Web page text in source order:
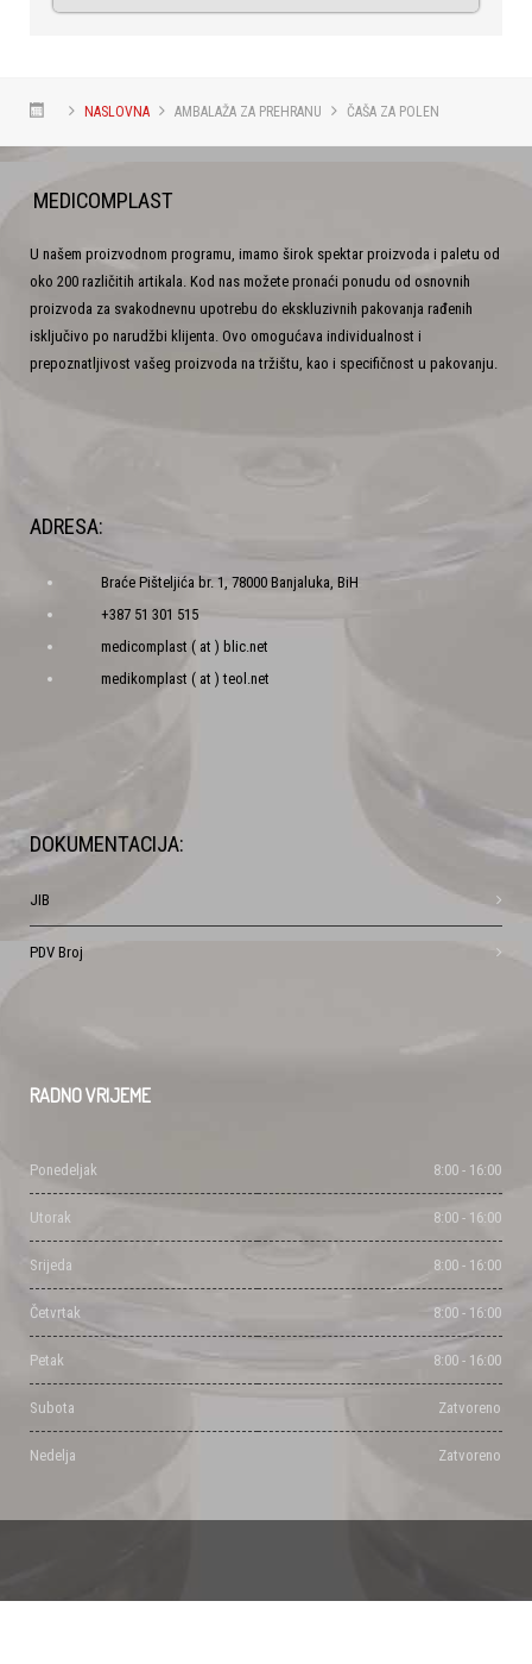
NASLOVNA AMBALAŽA ZA PREHRANU ČAŠA ZA POLEN
MEDICOMPLAST
U našem proizvodnom programu, imamo širok spektar proizvoda i paletu od
oko 200 različitih artikala. Kod nas možete pronaći ponudu od osnovnih
proizvoda za svakodnevnu upotrebu do ekskluzivnih pakovanja rađenih
isključivo po narudžbi klijenta. Ovo omogućava individualnost i
prepoznatljivost vašeg proizvoda na tržištu, kao i specifičnost u pakovanju.
ADRESA:
Braće Pišteljića br. 1, 78000 Banjaluka, BiH
+387 51 301 515
medicomplast ( at ) blic.net
medikomplast ( at ) teol.net
DOKUMENTACIJA:
JIB
PDV Broj
RADNOVRIJEME
Ponedeljak 8:00 - 16:00
Utorak 8:00 - 16:00
Srijeda 8:00 - 16:00
Četvrtak 8:00 - 16:00
Petak 8:00 - 16:00
Subota Zatvoreno
Nedelja Zatvoreno